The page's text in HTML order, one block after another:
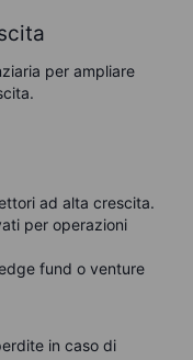
per ampliare
ad alta crescita.
per operazioni
fund o venture
in caso di